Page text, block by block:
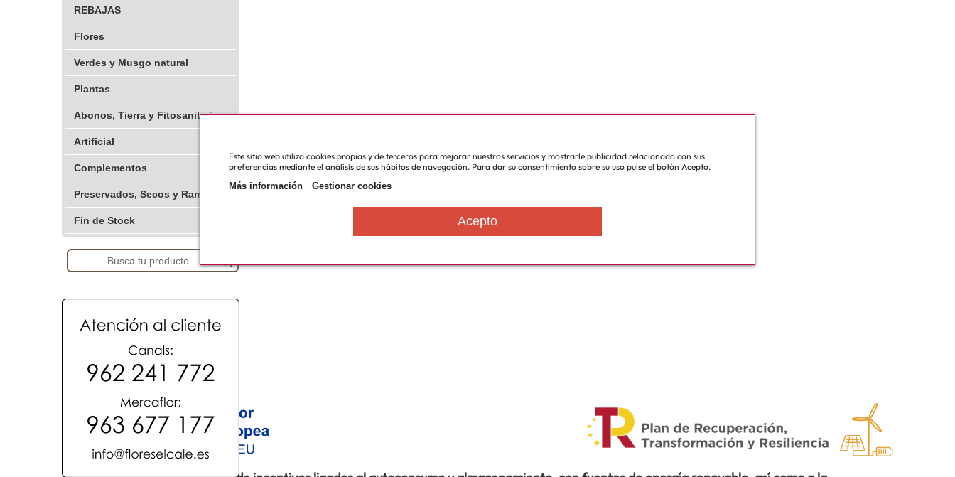
REBAJAS
Flores
Verdes y Musgo natural
Plantas
Abonos, Tierra y Fitosanitarios
Artificial
Complementos
Preservados, Secos y Ramajes
Fin de Stock
Este sitio web utiliza cookies propias y de terceros para mejorar nuestros servicios y mostrarle publicidad relacionada con sus
preferencias mediante el análisis de sus hábitos de navegación. Para dar su consentimiento sobre su uso pulse el botón Acepto.
Más información
Gestionar cookies